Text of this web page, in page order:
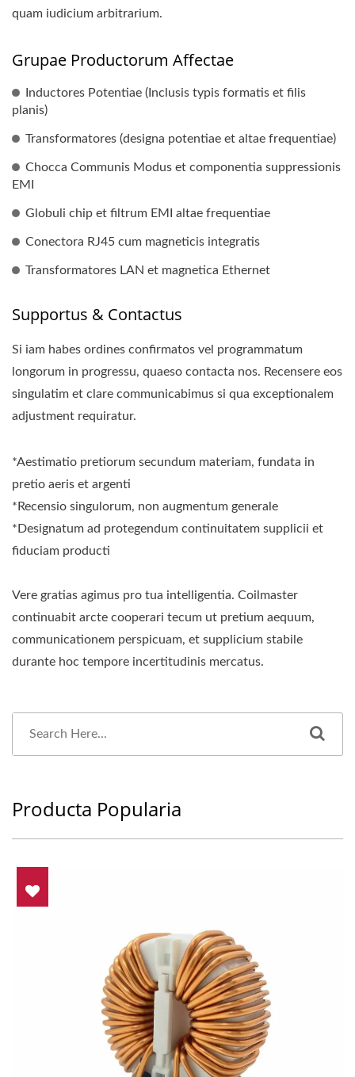
quam iudicium arbitrarium.
Grupae Productorum Affectae
Inductores Potentiae (Inclusis typis formatis et filis
planis)
Transformatores (designa potentiae et altae frequentiae)
Chocca Communis Modus et componentia suppressionis
EMI
Globuli chip et filtrum EMI altae frequentiae
Conectora RJ45 cum magneticis integratis
Transformatores LAN et magnetica Ethernet
Supportus & Contactus
Si iam habes ordines confirmatos vel programmatum
longorum in progressu, quaeso contacta nos. Recensere eos
singulatim et clare communicabimus si qua exceptionalem
adjustment requiratur.
*Aestimatio pretiorum secundum materiam, fundata in
pretio aeris et argenti
*Recensio singulorum, non augmentum generale
*Designatum ad protegendum continuitatem supplicii et
fiduciam producti
Vere gratias agimus pro tua intelligentia. Coilmaster
continuabit arcte cooperari tecum ut pretium aequum,
communicationem perspicuam, et supplicium stabile
durante hoc tempore incertitudinis mercatus.
Producta Popularia